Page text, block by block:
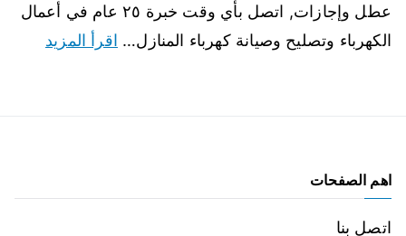
عطل وإجازات, اتصل بأي وقت خبرة ٢٥ عام في أعمال
الكهرباء وتصليح وصيانة كهرباء المنازل… اقرأ المزيد
اهم الصفحات
اتصل بنا